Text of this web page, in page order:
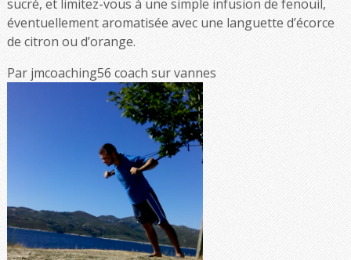
sucré, et limitez-vous à une simple infusion de fenouil,
éventuellement aromatisée avec une languette d’écorce
de citron ou d’orange.
Par jmcoaching56 coach sur vannes